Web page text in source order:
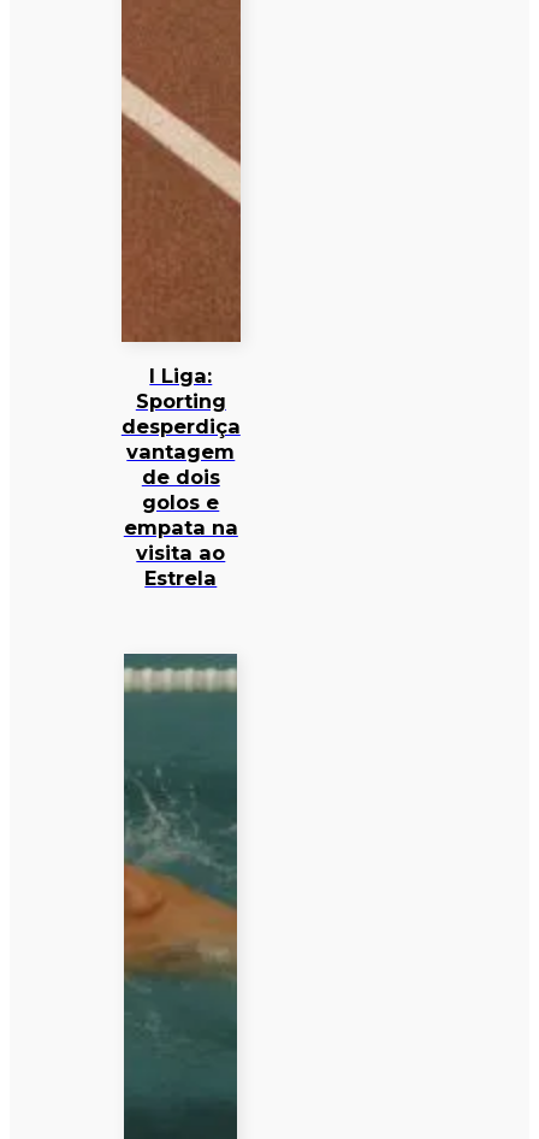
I Liga:
Sporting
desperdiça
vantagem
de dois
golos e
empata na
visita ao
Estrela